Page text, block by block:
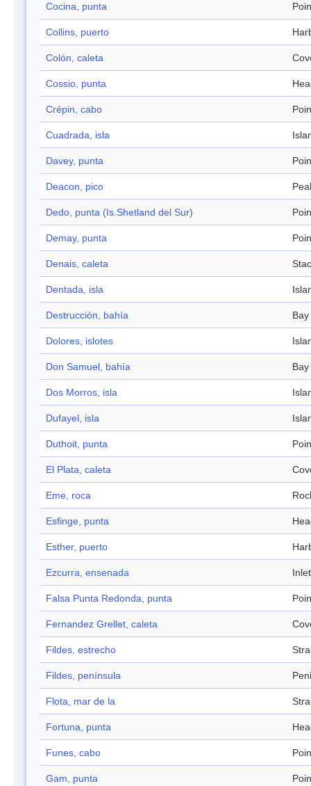
Cocina, punta
Collins, puerto
Colón, caleta
Cossio, punta
Crépin, cabo
Cuadrada, isla
Davey, punta
Deacon, pico
Dedo, punta (Is.Shetland del Sur)
Demay, punta
Denais, caleta
Dentada, isla
Destrucción, bahía Bay
Dolores, islotes
Don Samuel, bahía Bay
Dos Morros, isla
Dufayel, isla
Duthoit, punta
El Plata, caleta
Eme, roca
Esfinge, punta
Esther, puerto
Ezcurra, ensenada Inlet
Falsa Punta Redonda, punta
Fernandez Grellet, caleta
Fildes, estrecho
Fildes, península
Flota, mar de la
Fortuna, punta
Funes, cabo
Gam, punta